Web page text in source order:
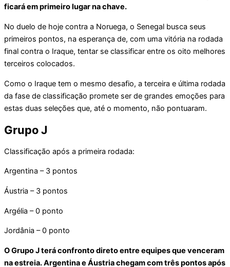
ficará em primeiro lugar na chave.
No duelo de hoje contra a Noruega, o Senegal busca seus
primeiros pontos, na esperança de, com uma vitória na rodada
final contra o Iraque, tentar se classificar entre os oito melhores
terceiros colocados.
Como o Iraque tem o mesmo desafio, a terceira e última rodada
da fase de classificação promete ser de grandes emoções para
estas duas seleções que, até o momento, não pontuaram.
Grupo J
Classificação após a primeira rodada:
Argentina – 3 pontos
Áustria – 3 pontos
Argélia – 0 ponto
Jordânia – 0 ponto
O Grupo J terá confronto direto entre equipes que venceram
na estreia. Argentina e Áustria chegam com três pontos após